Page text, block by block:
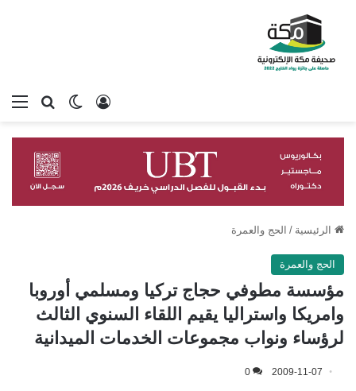
بحثالوضع
تسجيل الدخول
الرئيسية / الحج والعمرة
الحج والعمرة
مؤسسة مطوفي حجاج تركيا ومسلمي أوروبا
وامريكا واستراليا يقيم اللقاء السنوي الثالث
لرؤساء ونواب مجموعات الخدمات الميدانية
2009-11-07
0